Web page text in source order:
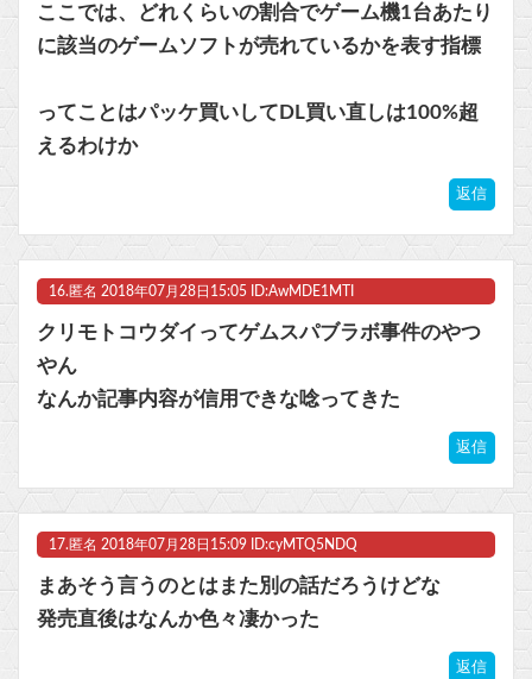
ここでは、どれくらいの割合でゲーム機1台あたり
に該当のゲームソフトが売れているかを表す指標
ってことはパッケ買いしてDL買い直しは100%超
えるわけか
返信
16. 匿名 2018年07月28日15:05 ID:AwMDE1MTI
クリモトコウダイってゲムスパブラボ事件のやつ
やん
なんか記事内容が信用できな唸ってきた
返信
17. 匿名 2018年07月28日15:09 ID:cyMTQ5NDQ
まあそう言うのとはまた別の話だろうけどな
発売直後はなんか色々凄かった
返信